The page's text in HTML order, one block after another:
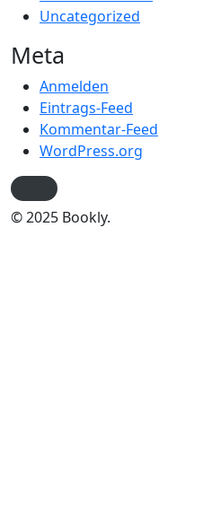
Uncategorized
Meta
Anmelden
Eintrags-Feed
Kommentar-Feed
WordPress.org
© 2025 Bookly.